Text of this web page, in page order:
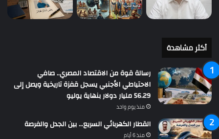
أكثر مشاهدة
رسالة قوة من الاقتصاد المصري.. صافي
الاحتياطي الأجنبي يسجل قفزة تاريخية ويصل إلى
56.29 مليار دولار بنهاية يوليو
منذ يوم واحد
القطار الكهربائي السريع… بين الجدل والفرصة
منذ 6 أيام